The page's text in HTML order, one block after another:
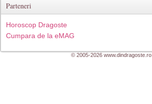
Parteneri
Horoscop Dragoste
Cumpara de la eMAG
© 2005-2026 www.dindragoste.ro